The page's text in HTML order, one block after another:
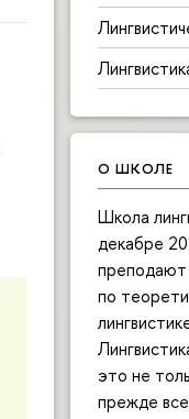
О ШКОЛЕ
Школа
декабре
преподают
по
это не
прежде